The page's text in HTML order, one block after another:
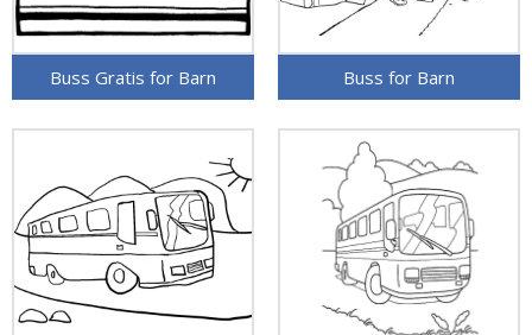
Buss Gratis for Barn Buss for Barn